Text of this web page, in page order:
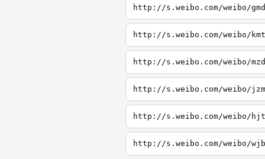
http://s.weibo.com/weibo/gmd
http://s.weibo.com/weibo/kmt
http://s.weibo.com/weibo/mzd
http://s.weibo.com/weibo/jzm
http://s.weibo.com/weibo/hjt
http://s.weibo.com/weibo/wjb